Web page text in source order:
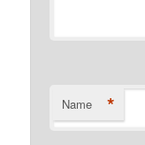
Name *